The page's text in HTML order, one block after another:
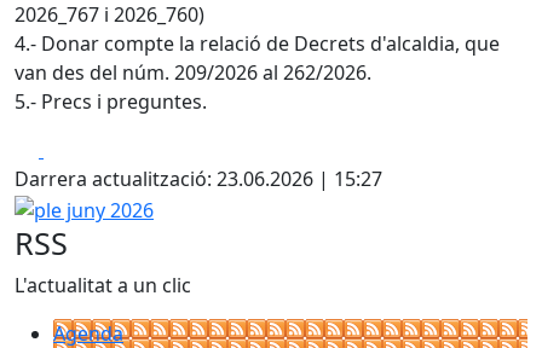
2026_767 i 2026_760)
4.- Donar compte la relació de Decrets d'alcaldia, que
van des del núm. 209/2026 al 262/2026.
5.- Precs i preguntes.
Darrera actualització: 23.06.2026 | 15:27
ple juny 2026
RSS
L'actualitat a un clic
Agenda